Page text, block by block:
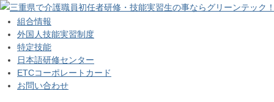
組合情報
外国人技能実習制度
特定技能
日本語研修センター
ETCコーポレートカード
お問い合わせ